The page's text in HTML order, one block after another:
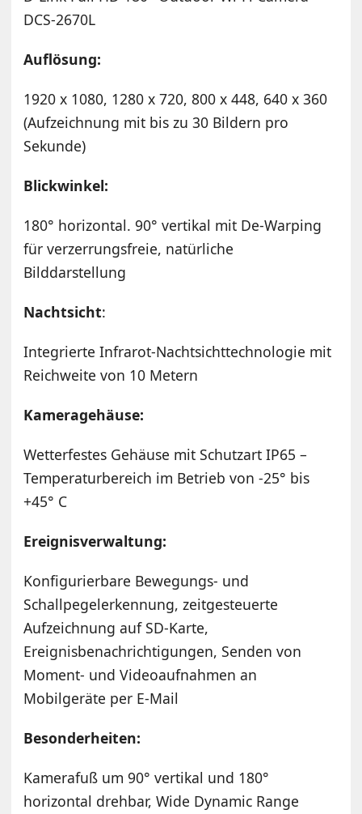
DCS-2670L
Auflösung:
1920 x 1080, 1280 x 720, 800 x 448, 640 x 360
(Aufzeichnung mit bis zu 30 Bildern pro
Sekunde)
Blickwinkel:
180° horizontal. 90° vertikal mit De-Warping
für verzerrungsfreie, natürliche
Bilddarstellung
Nachtsicht:
Integrierte Infrarot-Nachtsichttechnologie mit
Reichweite von 10 Metern
Kameragehäuse:
Wetterfestes Gehäuse mit Schutzart IP65 –
Temperaturbereich im Betrieb von -25° bis
+45° C
Ereignisverwaltung:
Konfigurierbare Bewegungs- und
Schallpegelerkennung, zeitgesteuerte
Aufzeichnung auf SD-Karte,
Ereignisbenachrichtigungen, Senden von
Moment- und Videoaufnahmen an
Mobilgeräte per E-Mail
Besonderheiten:
Kamerafuß um 90° vertikal und 180°
horizontal drehbar, Wide Dynamic Range